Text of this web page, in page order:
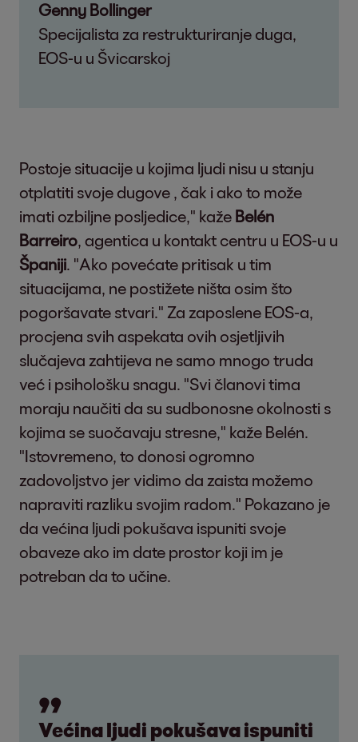
Genny Bollinger
Specijalista za restrukturiranje duga,
EOS-u u Švicarskoj
Postoje situacije u kojima ljudi nisu u stanju
otplatiti svoje dugove , čak i ako to može
imati ozbiljne posljedice," kaže Belén
Barreiro, agentica u kontakt centru u EOS-u u
Španiji. "Ako povećate pritisak u tim
situacijama, ne postižete ništa osim što
pogoršavate stvari." Za zaposlene EOS-a,
procjena svih aspekata ovih osjetljivih
slučajeva zahtijeva ne samo mnogo truda
već i psihološku snagu. "Svi članovi tima
moraju naučiti da su sudbonosne okolnosti s
kojima se suočavaju stresne," kaže Belén.
"Istovremeno, to donosi ogromno
zadovoljstvo jer vidimo da zaista možemo
napraviti razliku svojim radom." Pokazano je
da većina ljudi pokušava ispuniti svoje
obaveze ako im date prostor koji im je
potreban da to učine.
Većina ljudi pokušava ispuniti